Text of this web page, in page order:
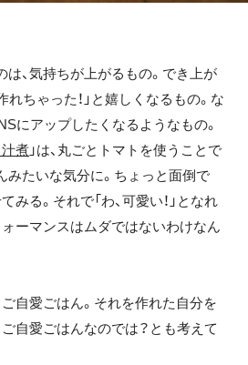
、気持ちが上がるもの。でき上が
れちゃった！」と嬉しくなるもの。な
にアップしたくなるようなもの。
煮 」は、丸ごとトマトを使うことで
みたいな気分に。ちょっと面倒で
みる。それで「わ、可愛い！」となれ
ーマンスはムダではないわけなん
自愛ごはん。それを作れた自分を
自愛ごはんなのでは？とも考えて